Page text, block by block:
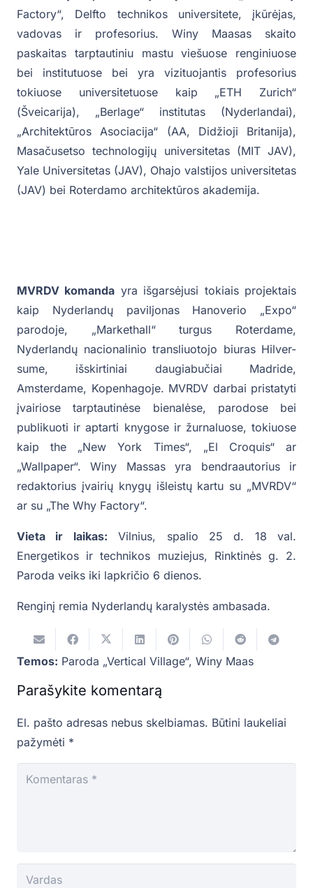
Factory“, Delfto technikos universitete, įkūrėjas,
vadovas ir profesorius. Winy Maasas skaito
paskaitas tarptautiniu mastu viešuose renginiuose
bei institutuose bei yra vizituojantis profesorius
tokiuose universitetuose kaip „ETH Zurich“
(Šveicarija), „Berlage“ institutas (Nyderlandai),
„Architektūros Asociacija“ (AA, Didžioji Britanija),
Masačusetso technologijų universitetas (MIT JAV),
Yale Universitetas (JAV), Ohajo valstijos universitetas
(JAV) bei Roterdamo architektūros akademija.
MVRDV komanda yra išgarsėjusi tokiais projektais
kaip Nyderlandų paviljonas Hanoverio „Expo“
parodoje, „Markethall“ turgus Roterdame,
Nyderlandų nacionalinio transliuotojo biuras Hilver-
sume, išskirtiniai daugiabučiai Madride,
Amsterdame, Kopenhagoje. MVRDV darbai pristatyti
įvairiose tarptautinėse bienalėse, parodose bei
publikuoti ir aptarti knygose ir žurnaluose, tokiuose
kaip the „New York Times“, „El Croquis“ ar
„Wallpaper“. Winy Massas yra bendraautorius ir
redaktorius įvairių knygų išleistų kartu su „MVRDV“
ar su „The Why Factory“.
Vieta ir laikas: Vilnius, spalio 25 d. 18 val.
Energetikos ir technikos muziejus, Rinktinės g. 2.
Paroda veiks iki lapkričio 6 dienos.
Renginį remia Nyderlandų karalystės ambasada.
Temos: Paroda „Vertical Village“, Winy Maas
Parašykite komentarą
El. pašto adresas nebus skelbiamas. Būtini laukeliai
pažymėti *